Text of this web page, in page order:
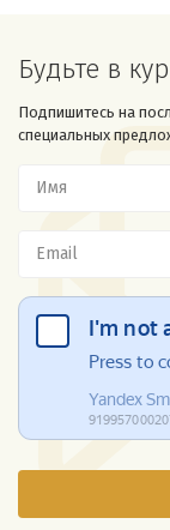
Будьте в
Подпишитесь на
специальных